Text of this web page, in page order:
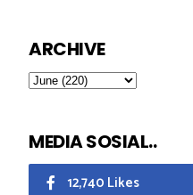
ARCHIVE
MEDIA SOSIAL..
12,740 Likes